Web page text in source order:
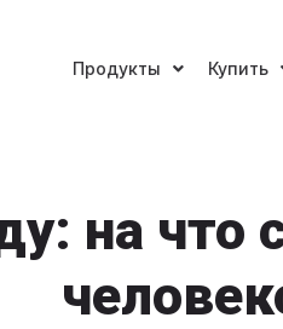
Продукты Купить
на что